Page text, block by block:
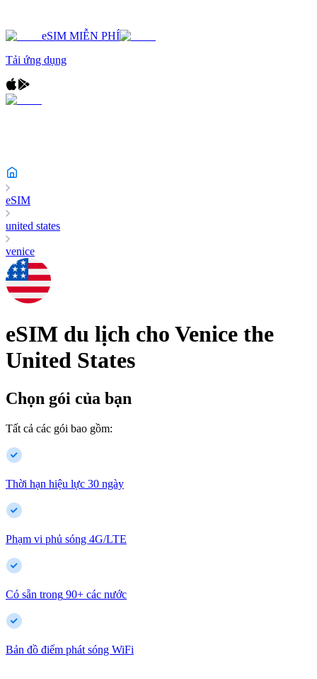
eSIM MIỄN PHÍ
Tải ứng dụng
eSIM
united states
venice
eSIM du lịch cho Venice the
United States
Chọn gói của bạn
Tất cả các gói bao gồm:
Thời hạn hiệu lực 30 ngày
Phạm vi phủ sóng 4G/LTE
Có sẵn trong 90+ các nước
Bản đồ điểm phát sóng WiFi